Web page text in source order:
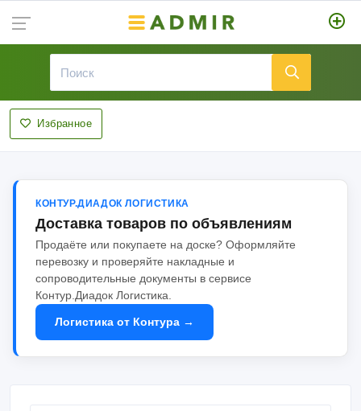
Избранное
КОНТУР.ДИАДОК ЛОГИСТИКА
Доставка товаров по объявлениям
Продаёте или покупаете на доске? Оформляйте
перевозку и проверяйте накладные и
сопроводительные документы в сервисе
Контур.Диадок Логистика.
Логистика от Контура →